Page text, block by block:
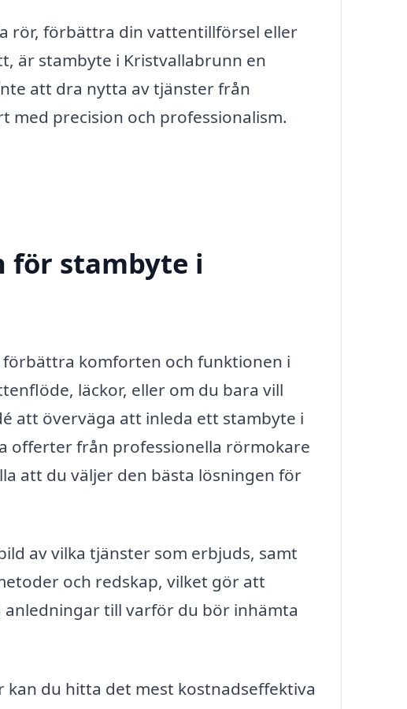
rör, förbättra din vattentillförsel eller
är stambyte i Kristvallabrunn en
att dra nytta av tjänster från
precision och professionalism.
för stambyte i
komforten och funktionen i
läckor, eller om du bara vill
att överväga att inleda ett stambyte i
offerter från professionella rörmokare
att du väljer den bästa lösningen för
av vilka tjänster som erbjuds, samt
och redskap, vilket gör att
till varför du bör inhämta
kan du hitta det mest kostnadseffektiva